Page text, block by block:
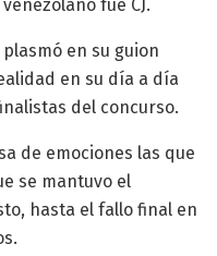
fue CJ.
en su guion
en su día a día
del concurso.
de emociones las que
se mantuvo el
hasta el fallo final en